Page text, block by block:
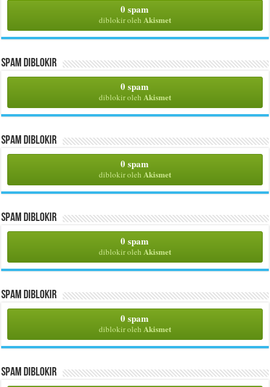
0 spam
diblokir oleh Akismet
Spam Diblokir
0 spam
diblokir oleh Akismet
Spam Diblokir
0 spam
diblokir oleh Akismet
Spam Diblokir
0 spam
diblokir oleh Akismet
Spam Diblokir
0 spam
diblokir oleh Akismet
Spam Diblokir